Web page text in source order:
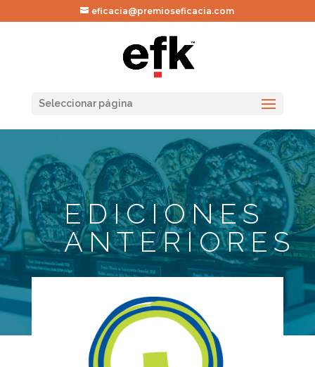
eficacia@premioseficacia.com
Seleccionar página
EDICIONES
ANTERIORES